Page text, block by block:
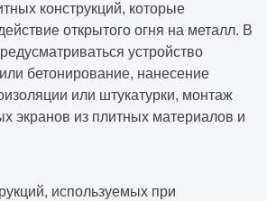
конструкций, которые
открытого огня на металл. В
устройство
бетонирование, нанесение
или штукатурки, монтаж
экранов из плитных материалов и
используемых при